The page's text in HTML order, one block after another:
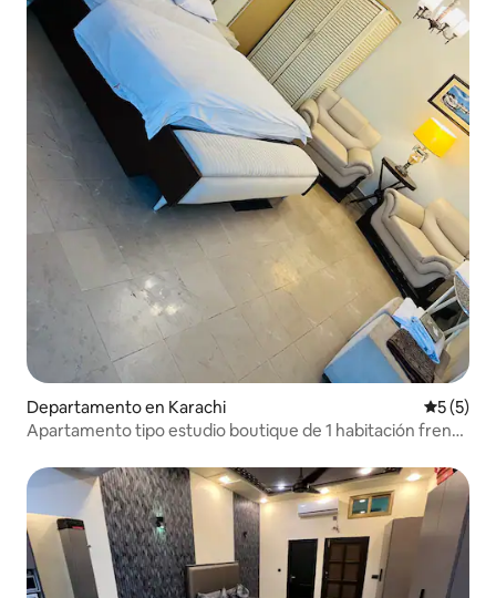
Departamento en Karachi
5 (5)
Apartamento tipo estudio boutique de 1 habitación frente